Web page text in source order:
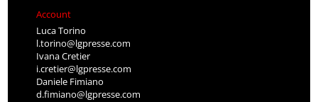
Account
Luca Torino
l.torino@lgpresse.com
Ivana Cretier
i.cretier@lgpresse.com
Daniele Fimiano
d.fimiano@lgpresse.com